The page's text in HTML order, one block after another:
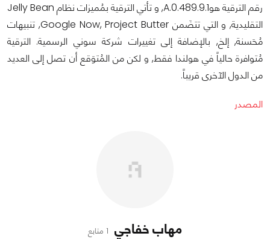
رقم الترقية هو9.1.A.0.489, و تأتي الترقية بمُميزات نظام Jelly Bean
التقليدية, و التي تتضَمن Google Now, Project Butter, تنبيهات
مُحَسنة, إلخ, بالإضافة إلى تغييرات شركة سوني الرسمية. الترقية
مُتوافرة حالياً في هولندا فقط, و لكن من المُتوَقع أن تصل إلى العديد
من الدول الآخرى قريباً.
المصدر
مهاب خفاجي 1 متابع